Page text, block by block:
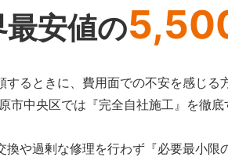
安値の
するときに、費用面での不安を感じる
市中央区では『完全自社施工』を徹
換や過剰な修理を行わず『必要最小限